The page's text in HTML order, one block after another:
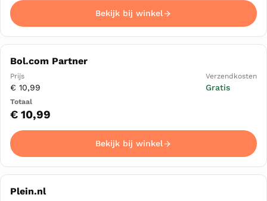
Bekijk bij winkel
Bol.com Partner
€ 10,99 Gratis
€ 10,99
Bekijk bij winkel
Plein.nl